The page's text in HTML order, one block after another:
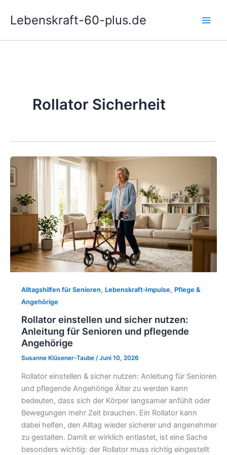
InhaltLebenskraft-60-plus.de
Rollator Sicherheit
Alltagshilfen für Senioren, Lebenskraft‑Impulse, Pflege &
Angehörige
Rollator einstellen und sicher nutzen:
Anleitung für Senioren und pflegende
Angehörige
Susanne Klüsener-Taube /Juni 10, 2026
Rollator einstellen & sicher nutzen: Anleitung für Senioren
und pflegende Angehörige Älter zu werden kann
bedeuten, dass sich der Körper langsamer anfühlt oder
Bewegungen mehr Zeit brauchen. Ein Rollator kann
dabei helfen, den Alltag wieder sicherer und angenehmer
zu gestalten. Damit er wirklich entlastet, ist eine Sache
besonders wichtig: der Rollator muss richtig eingestellt